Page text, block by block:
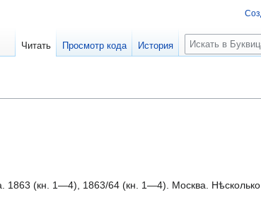
1863 (кн. 1—4), 1863/64 (кн. 1—4). Москва.
Читать Просмотр кода История
П
о
к